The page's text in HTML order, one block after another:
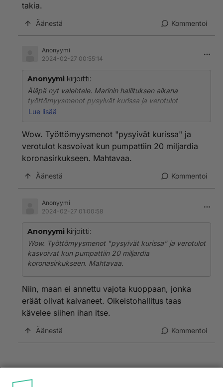
takia.
Äänestä Kommentoi
Anonyymi
2024-02-27 00:55:14
Anonyymi kirjoitti:
Äläpä nyt valehtele. Marinin hallituksen aikana
työttömyysmenot pysyivät kurissa ja verotulot
kasvoivat huolimatta kriiseistä, joista merkittävä osa,
aikaansaamia. Vajeet ovat revähtäneet ammolleen
nykyisen hallituksen aikana ja toimien takia.
Lue lisää
Wow. Työttömyysmenot "pysyivät kurissa" ja
verotulot kasvoivat kun pumpattiin 20 miljardia
koronasirkukseen. Mahtavaa.
Äänestä Kommentoi
Anonyymi
2024-02-27 01:00:58
Anonyymi kirjoitti:
Wow. Työttömyysmenot "pysyivät kurissa" ja verotulot
kasvoivat kun pumpattiin 20 miljardia
koronasirkukseen. Mahtavaa.
Niin, maan ei annettu vajota kuoppaan, jonka
eräät olivat kaivaneet. Oikeistohallitus taas
kävelee siihen ihan itse.
Äänestä Kommentoi